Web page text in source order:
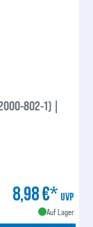
(2000-802-1) |
8,98 €* UVP
Auf Lager